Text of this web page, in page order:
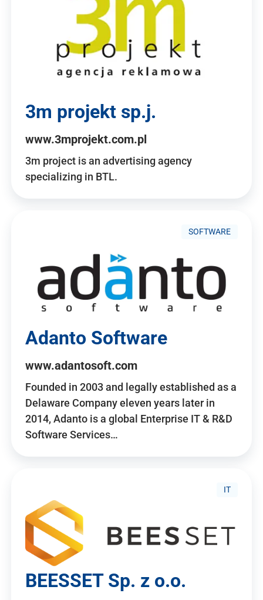
3m projekt sp.j.
www.3mprojekt.com.pl
3m project is an advertising agency
specializing in BTL.
SOFTWARE
Adanto Software
www.adantosoft.com
Founded in 2003 and legally established as a
Delaware Company eleven years later in
2014, Adanto is a global Enterprise IT & R&D
Software Services…
IT
BEESSET Sp. z o.o.